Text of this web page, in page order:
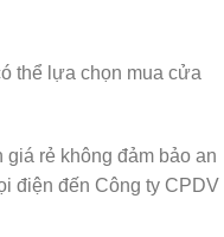
thể lựa chọn mua cửa
rẻ không đảm bảo an
điện đến Công ty CPDV